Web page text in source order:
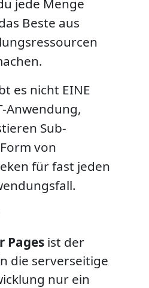
jede Menge
Beste aus
es nicht EINE
Anwendung,
Sub-
von
für fast jeden
Pages ist der
die serverseitige
nur ein